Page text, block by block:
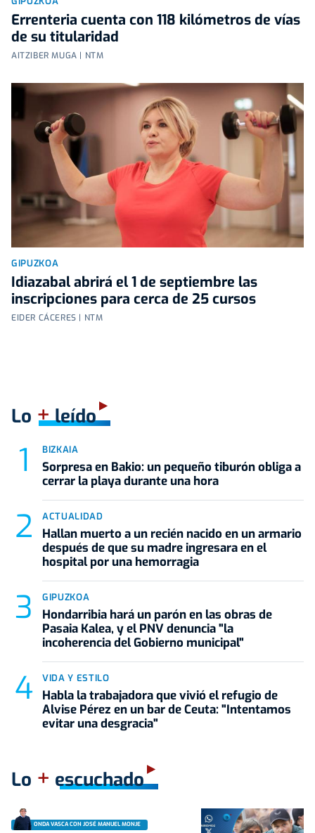
Errenteria cuenta con 118 kilómetros de vías
de su titularidad
AITZIBER MUGA | NTM
GIPUZKOA
Idiazabal abrirá el 1 de septiembre las
inscripciones para cerca de 25 cursos
EIDER CÁCERES | NTM
Lo +leído
BIZKAIA
Sorpresa en Bakio: un pequeño tiburón obliga a
cerrar la playa durante una hora
ACTUALIDAD
Hallan muerto a un recién nacido en un armario
después de que su madre ingresara en el
hospital por una hemorragia
GIPUZKOA
Hondarribia hará un parón en las obras de
Pasaia Kalea, y el PNV denuncia "la
incoherencia del Gobierno municipal"
VIDA Y ESTILO
Habla la trabajadora que vivió el refugio de
Alvise Pérez en un bar de Ceuta: "Intentamos
evitar una desgracia"
Lo + escuchado
ONDA VASCA CON JOSÉ MANUEL MONJE